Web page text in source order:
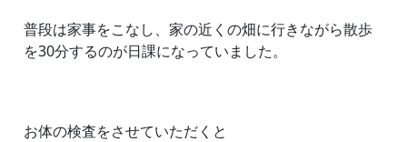
普段は家事をこなし、家の近くの畑に行きながら散歩
を30分するのが日課になっていました。
お体の検査をさせていただくと